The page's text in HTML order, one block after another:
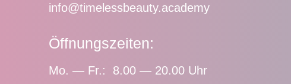
info@timelessbeauty.academy
Öffnungszeiten:
Mo. — Fr.: 8.00 — 20.00 Uhr